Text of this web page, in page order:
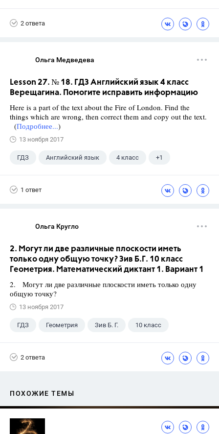
2 ответа
Ольга Медведева
Lesson 27. № 18. ГДЗ Английский язык 4 класс
Верещагина. Помогите исправить информацию
Here is a part of the text about the Fire of London. Find the
things which are wrong, then correct them and copy out the text.
(Подробнее...)
13 ноября 2017
ГДЗ Английский язык 4 класс +1
1 ответ
Ольга Кругло
2. Могут ли две различные плоскости иметь
только одну общую точку? Зив Б.Г. 10 класс
Геометрия. Математический диктант 1. Вариант 1
2. Могут ли две различные плоскости иметь только одну
общую точку?
13 ноября 2017
ГДЗ Геометрия Зив Б. Г. 10 класс
2 ответа
ПОХОЖИЕ ТЕМЫ